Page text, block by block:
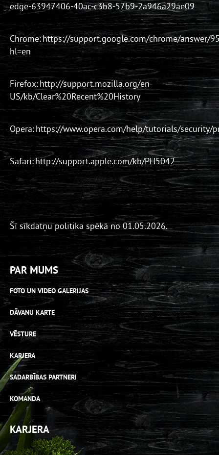
edge-63947406-40ac-c3b8-57b9-2a946a29ae09
Chrome: https://support.google.com/chrome/answer/
hl=en
Firefox: http://support.mozilla.org/en-
US/kb/Clear%20Recent%20History
Opera: https://www.opera.com/help/tutorials/security/
Safari: http://support.apple.com/kb/PH5042
Šī sīkdatņu politika spēkā no 01.05.2026.
PAR MUMS
FOTO UN VIDEO GALERIJAS
DĀVANU KARTE
VĒSTURE
KARJERA
SADARBĪBAS PARTNERI
KOMANDA
KARJERA